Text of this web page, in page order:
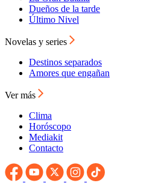
Dueños de la tarde
Último Nivel
Novelas y series
Destinos separados
Amores que engañan
Ver más
Clima
Horóscopo
Mediakit
Contacto